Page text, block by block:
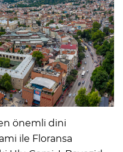
önemli dini
ile Floransa